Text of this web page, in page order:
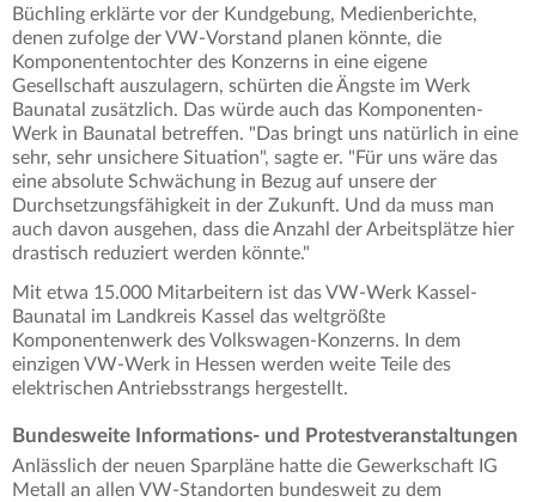
Büchling erklärte vor der Kundgebung, Medienberichte,
denen zufolge der VW-Vorstand planen könnte, die
Komponententochter des Konzerns in eine eigene
Gesellschaft auszulagern, schürten die Ängste im Werk
Baunatal zusätzlich. Das würde auch das Komponenten-
Werk in Baunatal betreffen. "Das bringt uns natürlich in eine
sehr, sehr unsichere Situation", sagte er. "Für uns wäre das
eine absolute Schwächung in Bezug auf unsere der
Durchsetzungsfähigkeit in der Zukunft. Und da muss man
auch davon ausgehen, dass die Anzahl der Arbeitsplätze hier
drastisch reduziert werden könnte."
Mit etwa 15.000 Mitarbeitern ist das VW-Werk Kassel-
Baunatal im Landkreis Kassel das weltgrößte
Komponentenwerk des Volkswagen-Konzerns. In dem
einzigen VW-Werk in Hessen werden weite Teile des
elektrischen Antriebsstrangs hergestellt.
Bundesweite Informations- und Protestveranstaltungen
Anlässlich der neuen Sparpläne hatte die Gewerkschaft IG
Metall an allen VW-Standorten bundesweit zu dem